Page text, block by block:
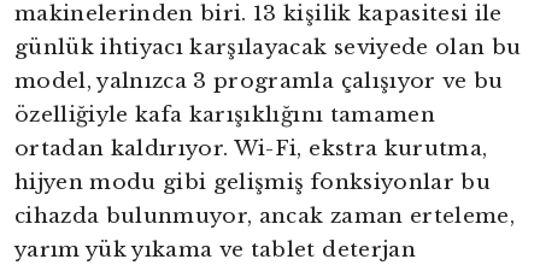
makinelerinden biri. 13 kişilik kapasitesi ile
günlük ihtiyacı karşılayacak seviyede olan bu
model, yalnızca 3 programla çalışıyor ve bu
özelliğiyle kafa karışıklığını tamamen
ortadan kaldırıyor. Wi-Fi, ekstra kurutma,
hijyen modu gibi gelişmiş fonksiyonlar bu
cihazda bulunmuyor, ancak zaman erteleme,
yarım yük yıkama ve tablet deterjan